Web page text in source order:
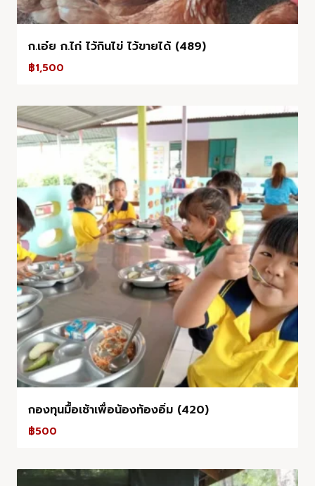
ก.เอ๋ย ก.ไก่ ไว้กินไข่ ไว้ขายได้ (489)
฿1,500
กองทุนมื้อเช้าเพื่อน้องท้องอิ่ม (420)
฿500